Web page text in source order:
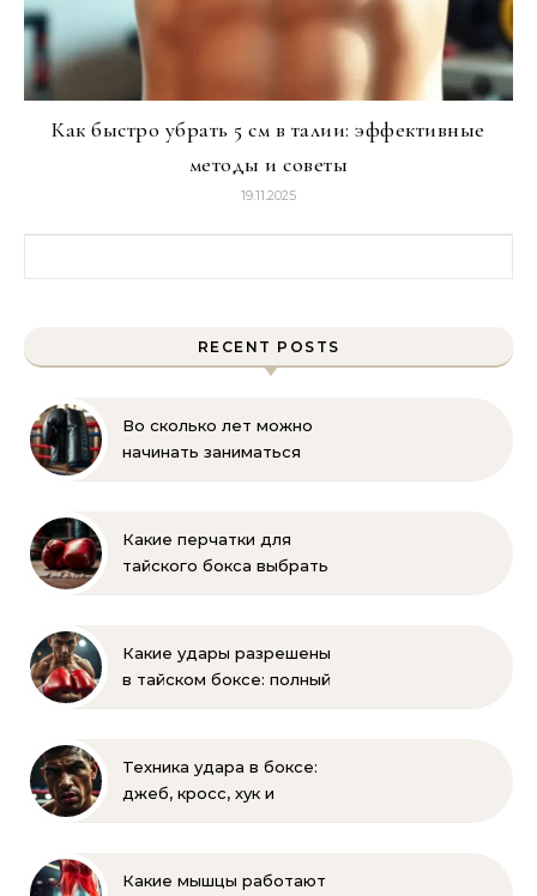
Как быстро убрать 5 см в талии: эффективные
методы и советы
19.11.2025
RECENT POSTS
Во сколько лет можно
начинать заниматься
Какие перчатки для
тайского бокса выбрать
Какие удары разрешены
в тайском боксе: полный
Техника удара в боксе:
джеб, кросс, хук и
Какие мышцы работают